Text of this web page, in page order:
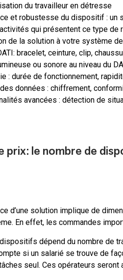
du travailleur en détresse
et robustesse du dispositif : un
qui présentent ce type de
de la solution à votre système
bracelet, ceinture, clip,
ou sonore au niveau du
: durée de fonctionnement,
données : chiffrement,
avancées : détection de
prix: le nombre de
d’une solution implique de
En effet, les commandes
dépend du nombre de
si un salarié se trouve de
seul. Ces opérateurs